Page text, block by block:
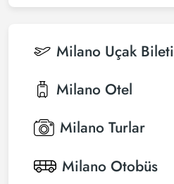
Milano Uçak Bileti
Milano Otel
Milano Turlar
Milano Otobüs